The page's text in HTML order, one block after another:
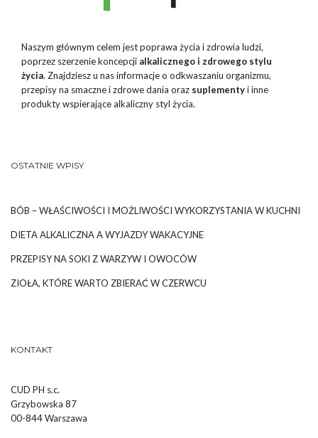
Naszym głównym celem jest poprawa życia i zdrowia ludzi,
poprzez szerzenie koncepcji alkalicznego i zdrowego stylu
życia. Znajdziesz u nas informacje o odkwaszaniu organizmu,
przepisy na smaczne i zdrowe dania oraz suplementyi inne
produkty wspierające alkaliczny styl życia.
OSTATNIE WPISY
BÓB – WŁAŚCIWOŚCI I MOŻLIWOŚCI WYKORZYSTANIA W KUCHNI
DIETA ALKALICZNA A WYJAZDY WAKACYJNE
PRZEPISY NA SOKI Z WARZYW I OWOCÓW
ZIOŁA, KTÓRE WARTO ZBIERAĆ W CZERWCU
KONTAKT
CUD PH s.c.
Grzybowska 87
00-844 Warszawa